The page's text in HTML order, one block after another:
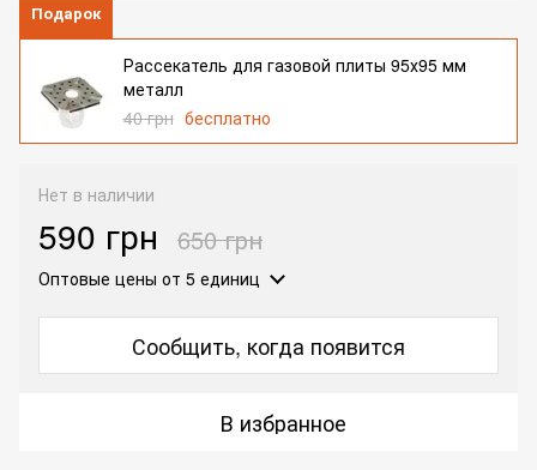
Подарок
Рассекатель для газовой плиты 95х95 мм
металл
40 грн бесплатно
Нет в наличии
590 грн 650 грн
Оптовые цены от 5 единиц
Сообщить, когда появится
В избранное